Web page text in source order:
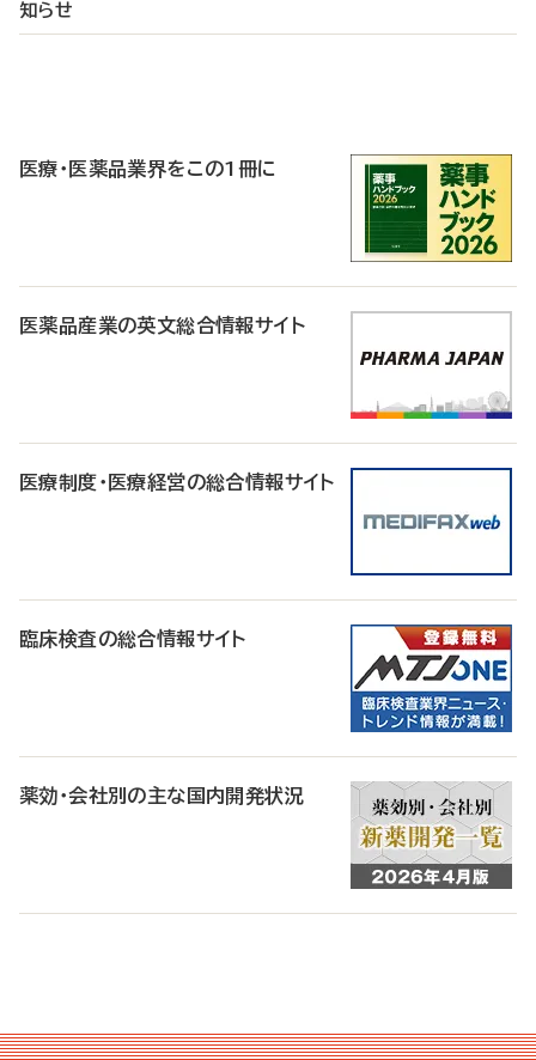
知らせ
医療・医薬品業界をこの1冊に
医薬品産業の英文総合情報サイト
医療制度・医療経営の総合情報サイト
臨床検査の総合情報サイト
薬効・会社別の主な国内開発状況